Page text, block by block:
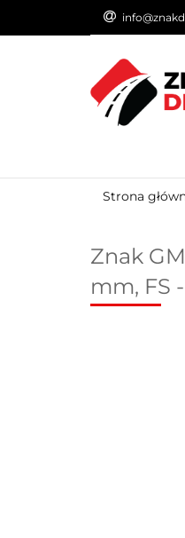
Strona
Znak
mm, FS